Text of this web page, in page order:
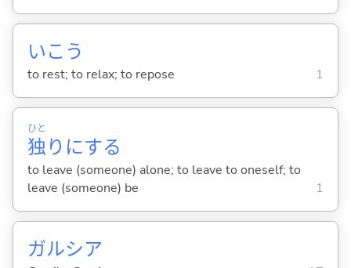
いこ う
to rest; to relax; to repose 1
独
ひと
りにする
to leave (someone) alone; to leave to oneself; to
leave (someone) be
1
ガルシア